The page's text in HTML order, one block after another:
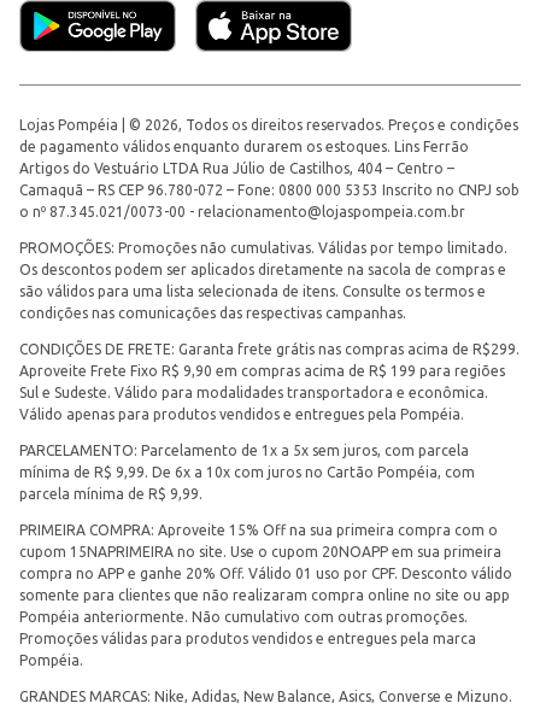
Lojas Pompéia | © 2026, Todos os direitos reservados. Preços e condições
de pagamento válidos enquanto durarem os estoques. Lins Ferrão
Artigos do Vestuário LTDA Rua Júlio de Castilhos, 404 – Centro –
Camaquã – RS CEP 96.780-072 – Fone: 0800 000 5353 Inscrito no CNPJ sob
o nº 87.345.021/0073-00 - relacionamento@lojaspompeia.com.br
PROMOÇÕES: Promoções não cumulativas. Válidas por tempo limitado.
Os descontos podem ser aplicados diretamente na sacola de compras e
são válidos para uma lista selecionada de itens. Consulte os termos e
condições nas comunicações das respectivas campanhas.
CONDIÇÕES DE FRETE: Garanta frete grátis nas compras acima de R$299.
Aproveite Frete Fixo R$ 9,90 em compras acima de R$ 199 para regiões
Sul e Sudeste. Válido para modalidades transportadora e econômica.
Válido apenas para produtos vendidos e entregues pela Pompéia.
PARCELAMENTO: Parcelamento de 1x a 5x sem juros, com parcela
mínima de R$ 9,99. De 6x a 10x com juros no Cartão Pompéia, com
parcela mínima de R$ 9,99.
PRIMEIRA COMPRA: Aproveite 15% Off na sua primeira compra com o
cupom 15NAPRIMEIRA no site. Use o cupom 20NOAPP em sua primeira
compra no APP e ganhe 20% Off. Válido 01 uso por CPF. Desconto válido
somente para clientes que não realizaram compra online no site ou app
Pompéia anteriormente. Não cumulativo com outras promoções.
Promoções válidas para produtos vendidos e entregues pela marca
Pompéia.
GRANDES MARCAS: Nike, Adidas, New Balance, Asics, Converse e Mizuno.